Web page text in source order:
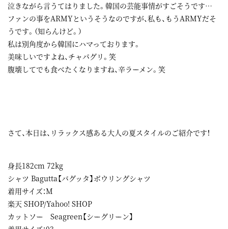
泣きながら言うてはりました。韓国の芸能事情がすごそうです…
ファンの事をARMYというそうなのですが、私も、もうARMYだそ
うです。（知らんけど。）
私は別角度から韓国にハマっております。
美味しいですよね、チャパグリ。笑
腹壊してでも食べたくなりますね、辛ラーメン。笑
さて、本日は、リラックス感ある大人の夏スタイルのご紹介です！
身長182cm 72kg
シャツ Bagutta【バグッタ】ボウリングシャツ
着用サイズ：M
楽天 SHOP/Yahoo! SHOP
カットソー Seagreen【シーグリーン】